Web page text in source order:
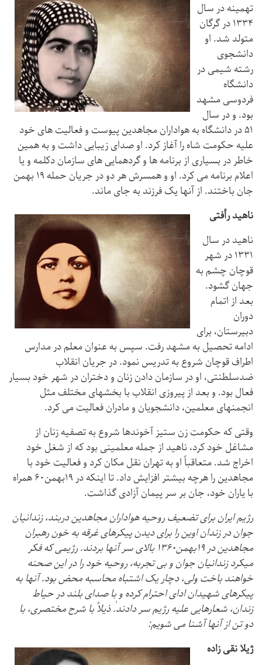
تهمینه در سال
۱۳۳۴ در گرگان
متولد شد. او
دانشجوی
رشته شیمی در
دانشگاه
فردوسی مشهد
بود. و در سال
۵۱ در دانشگاه به هواداران مجاهدین پیوست و فعالیت های خود
علیه حکومت شاه را آغاز کرد. او صدای زیبایی داشت و به همین
خاطر در بسیاری از برنامه ها و گردهمایی های سازمان دکلمه و یا
اعلام برنامه می کرد. او و همسرش هر دو در جریان حمله ۱۹ بهمن
جان باختند. از آنها یک فرزند به جای ماند.
ناهید رأفتی
ناهید در سال
۱۳۳۱ در شهر
قوچان چشم به
جهان گشود.
بعد از اتمام
دوران
دبیرستان، برای
ادامه تحصیل به مشهد رفت. سپس به عنوان معلم در مدارس
اطراف قوچان شروع به تدریس نمود. در جریان انقلاب
ضدسلطنتی، او در سازمان دادن زنان و دختران در شهر خود بسیار
فعال بود. و بعد از پیروزی انقلاب با بخشهای مختلف مثل
انجمنهای معلمین، دانشجویان و مادران فعالیت می کرد.
وقتی که حکومت زن ستیز آخوندها شروع به تصفیه زنان از
مشاغل خود کرد، ناهید از جمله معلمینی بود که از شغل خود
اخراج شد. متعاقباً او به تهران نقل مکان کرد و فعالیت خود با
مجاهدین را هرچه بیشتر افزایش داد. تا اینکه در ۱۹بهمن۶۰ همراه
با یاران خود، جان بر سر پیمان آزادی گذاشت.
رژیم ایران برای تضعیف روحیه هواداران مجاهدین دربند، زندانیان
جوان در زندان اوین را برای دیدن پیکرهای غرقه به خون رهبران
مجاهدین در ۱۹بهمن۱۳۶۰ بالای سر آنها بردند. رژیمی که فکر
میکرد زندانیان جوان و بی تجربه، روحیه خود را در این صحنه
خواهند باخت ولی، دچار یک اشتباه محاسبه محض بود. آنها به
پیکرهای شهیدان ادای احترام کرده و با صدای بلند در حیاط
زندان، شعارهایی علیه رژیم سر دادند. ‌ٰذیلاً با شرح مختصری، با
دو تن از آنها آشنا می شویم:‌
ژیلا نقی زاده